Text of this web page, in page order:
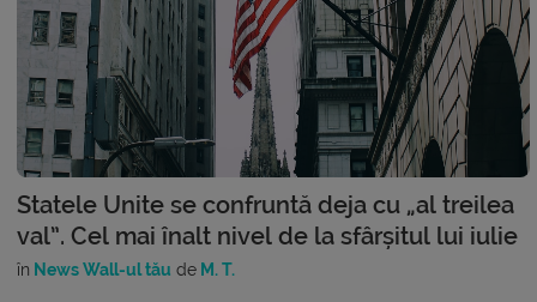
Statele Unite se confruntă deja cu „al treilea
val”. Cel mai înalt nivel de la sfârșitul lui iulie
în News Wall-ul tău de M. T.